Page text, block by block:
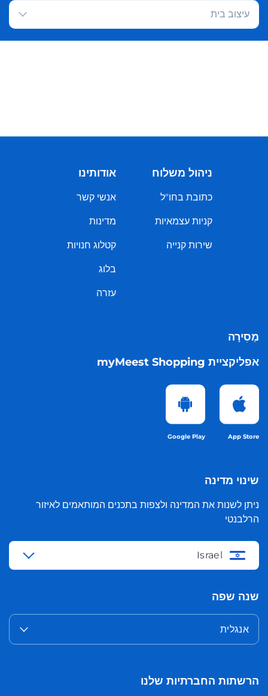
עיצוב בית
ניהול משלוח
כתובת בחו"ל
קניות עצמאיות
שירות קנייה
אודותינו
אנשי קשר
מדינות
קטלוג חנויות
בלוג
עזרה
מְסִירָה
אפליקציית myMeest Shopping
App Store
Google Play
שינוי מדינה
ניתן לשנות את המדינה ולצפות בתכנים המותאמים לאיזור
הרלבנטי
Israel
שנה שפה
אנגלית
הרשתות החברתיות שלנו